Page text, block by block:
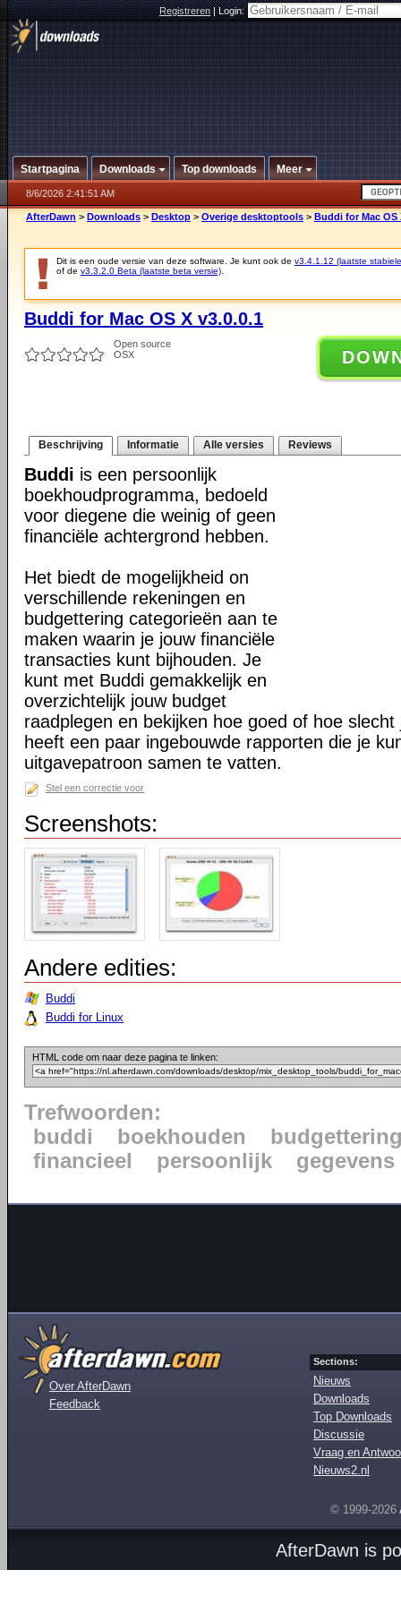
Registreren|Login:
Startpagina Downloads Top downloads Meer
8/6/2026 2:41:51 AM
AfterDawn > Downloads > Desktop > Overige desktoptools > Buddi for Mac OS
Dit is een oude versie van deze software. Je kunt ook de v3.4.1.12 (laatste
of de v3.3.2.0 Beta (laatste beta versie)
Buddi for Mac OS X v3.0.0.1
Open source
OSX
Beschrijving Informatie Alle versies Reviews
Buddi is een persoonlijk
boekhoudprogramma, bedoeld
voor diegene die weinig of geen
financiële achtergrond hebben.
Het biedt de mogelijkheid on
verschillende rekeningen en
budgettering categorieën aan te
maken waarin je jouw financiële
transacties kunt bijhouden. Je
kunt met Buddi gemakkelijk en
overzichtelijk jouw budget
raadplegen en bekijken hoe goed of hoe
heeft een paar ingebouwde rapporten die je
uitgavepatroon samen te vatten.
Stel een correctie voor
Screenshots:
Andere edities:
Buddi
Buddi for Linux
HTML code om naar deze pagina te linken:
Trefwoorden:
buddi
boekhouden
financieel
persoonlijk gegevens
Over AfterDawn
Feedback
Sections:
Nieuws
Downloads
Top Downloads
Discussie
Vraag en
Nieuws2.nl
© 1999-2026
AfterDawn is